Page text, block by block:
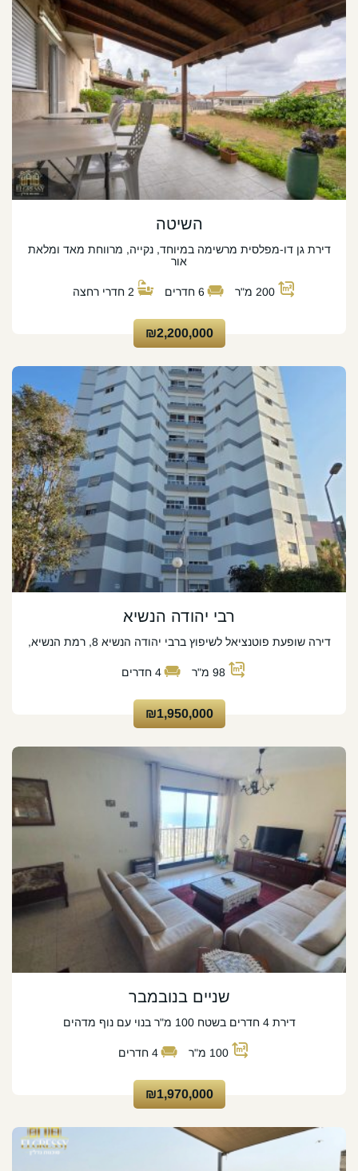
השיטה
דירת גן דו-מפלסית מרשימה במיוחד, נקייה, מרווחת מאד ומלאת
אור
200 מ"ר 6 חדרים 2 חדרי רחצה
₪2,200,000
רבי יהודה הנשיא
דירה שופעת פוטנציאל לשיפוץ ברבי יהודה הנשיא 8, רמת הנשיא,
98 מ"ר 4 חדרים
₪1,950,000
שניים בנובמבר
דירת 4 חדרים בשטח 100 מ"ר בנוי עם נוף מדהים
100 מ"ר 4 חדרים
₪1,970,000